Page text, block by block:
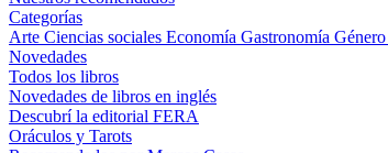
Categorías
Arte Ciencias sociales Economía Gastronomía Género
Novedades
Todos los libros
Novedades de libros en inglés
Descubrí la editorial FERA
Oráculos y Tarots